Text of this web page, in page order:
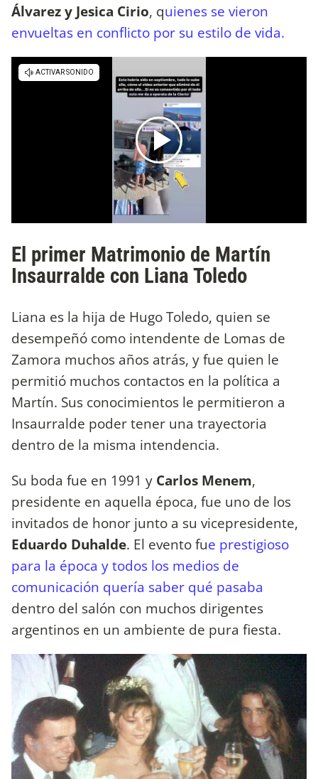
Álvarez y Jesica Cirio, quienes se vieron
envueltas en conflicto por su estilo de vida.
El primer Matrimonio de Martín
Insaurralde con Liana Toledo
Liana es la hija de Hugo Toledo, quien se
desempeñó como intendente de Lomas de
Zamora muchos años atrás, y fue quien le
permitió muchos contactos en la política a
Martín. Sus conocimientos le permitieron a
Insaurralde poder tener una trayectoria
dentro de la misma intendencia.
Su boda fue en 1991 y Carlos Menem,
presidente en aquella época, fue uno de los
invitados de honor junto a su vicepresidente,
Eduardo Duhalde. El evento fue prestigioso
para la época y todos los medios de
comunicación quería saber qué pasaba
dentro del salón con muchos dirigentes
argentinos en un ambiente de pura fiesta.